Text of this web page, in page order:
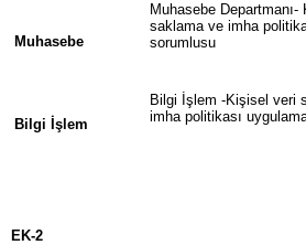
Muhasebe
Muhasebe Departmanı-
saklama ve imha
sorumlusu
Bilgi İşlem
Bilgi İşlem -Kişisel veri
imha politikası
EK-2